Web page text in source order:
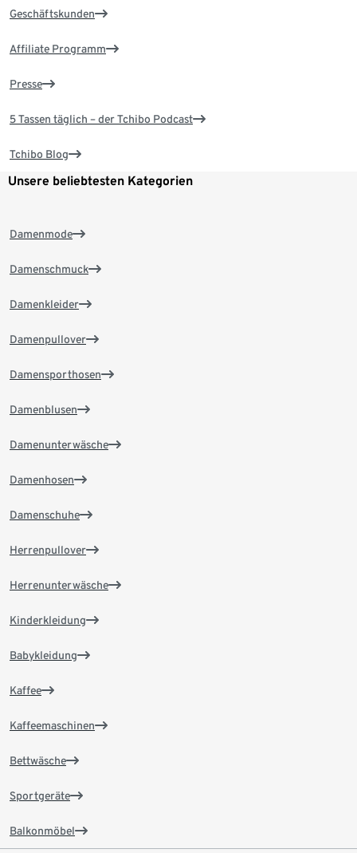
Geschäftskunden
Affiliate Programm
Presse
5 Tassen täglich – der Tchibo Podcast
Tchibo Blog
Unsere beliebtesten Kategorien
Damenmode
Damenschmuck
Damenkleider
Damenpullover
Damensporthosen
Damenblusen
Damenunterwäsche
Damenhosen
Damenschuhe
Herrenpullover
Herrenunterwäsche
Kinderkleidung
Babykleidung
Kaffee
Kaffeemaschinen
Bettwäsche
Sportgeräte
Balkonmöbel